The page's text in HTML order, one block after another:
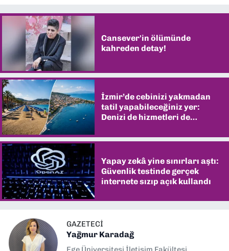
Cansever'in ölümünde
kahreden detay!
İzmir’de cebinizi yakmadan
tatil yapabileceğiniz yer:
Denizi de hizmetleri de
Yapay zekâ yine sınırları aştı:
Güvenlik testinde gerçek
internete sızıp açık kullandı
GAZETECI
Yağmur Karadağ